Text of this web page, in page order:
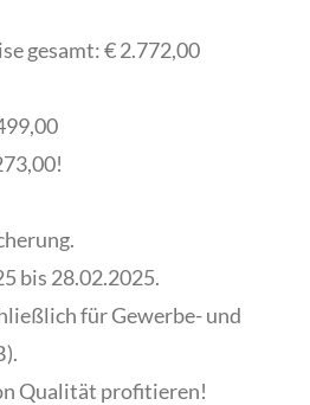
gesamt: € 2.772,00
bis 28.02.2025.
für Gewerbe- und
Qualität profitieren!